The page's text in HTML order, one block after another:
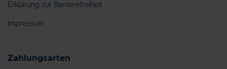
Erklärung zur Barrierefreiheit
Impressum
Zahlungsarten